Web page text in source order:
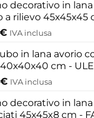
decorativo in
a rilievo 45x45x45
€ IVA inclusa
in lana avorio
cm -
€ IVA inclusa
decorativo in
45x45x8 cm -